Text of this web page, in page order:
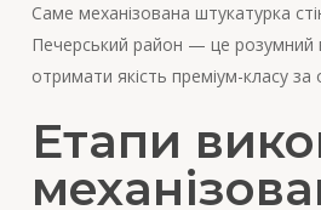
Саме механізована штукатурка
Печерський район — це розумний
отримати якість преміум-класу
Етапи